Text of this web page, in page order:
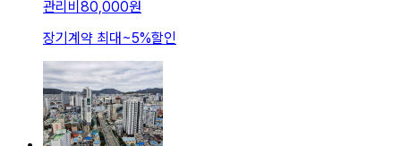
관리비 80,000원
장기계약 최대~5%할인